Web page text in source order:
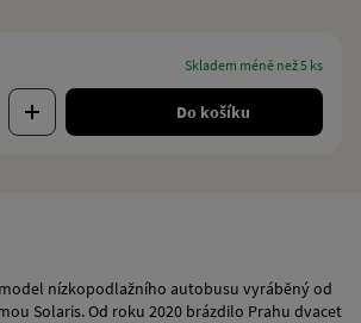
skladem méně než 5 ks
Do košíku
nízkopodlažního autobusu vyráběný od
Solaris. Od roku 2020 brázdilo Prahu dvacet